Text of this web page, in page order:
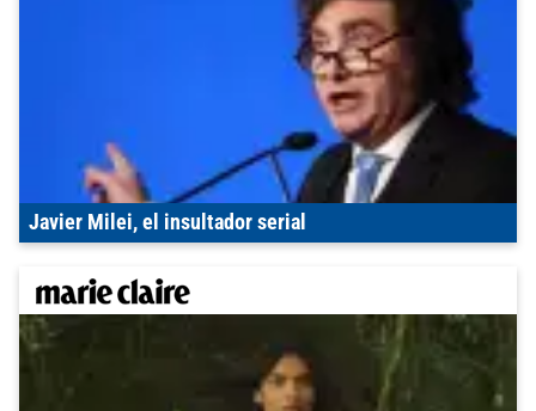
Javier Milei, el insultador serial